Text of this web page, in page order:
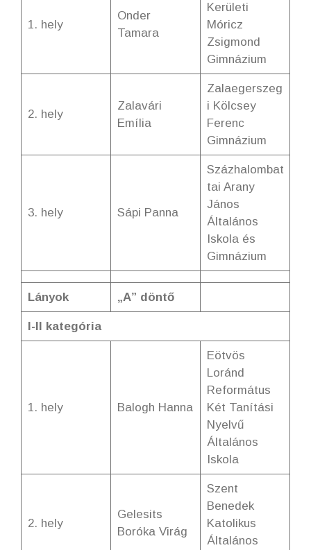
1. hely
Onder
Tamara
Kerületi
Móricz
Zsigmond
Gimnázium
2. hely
Zalavári
Emília
Zalaegerszeg
i Kölcsey
Ferenc
Gimnázium
3. hely Sápi Panna
Százhalombat
tai Arany
János
Általános
Iskola és
Gimnázium
Lányok „A” döntő
I-II kategória
1. hely Balogh Hanna
Eötvös
Loránd
Református
Két Tanítási
Nyelvű
Általános
Iskola
2. hely
Gelesits
Boróka Virág
Szent
Benedek
Katolikus
Általános